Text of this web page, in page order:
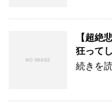
【超絶
狂って
続きを